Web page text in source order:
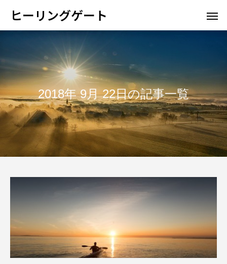
ヒーリングゲート
2018年 9月 22日の記事一覧